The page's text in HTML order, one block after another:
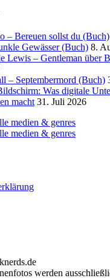
– Bereuen sollst du (Buch)
Gewässer (Buch) 8.
Lewis – Gentleman über
– Septembermord (Buch)
Was digitale
macht 31. Juli 2026
werden